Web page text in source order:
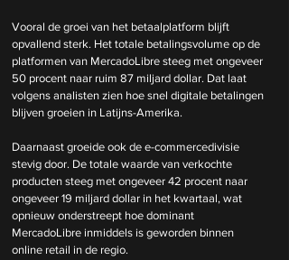
Vooral de groei van het betaalplatform blijft
opvallend sterk. Het totale betalingsvolume op de
platformen van MercadoLibre steeg met ongeveer
50 procent naar ruim 87 miljard dollar. Dat laat
volgens analisten zien hoe snel digitale betalingen
blijven groeien in Latijns-Amerika.
Daarnaast groeide ook de e-commercedivisie
stevig door. De totale waarde van verkochte
producten steeg met ongeveer 42 procent naar
ongeveer 19 miljard dollar in het kwartaal, wat
opnieuw onderstreept hoe dominant
MercadoLibre inmiddels is geworden binnen
online retail in de regio.